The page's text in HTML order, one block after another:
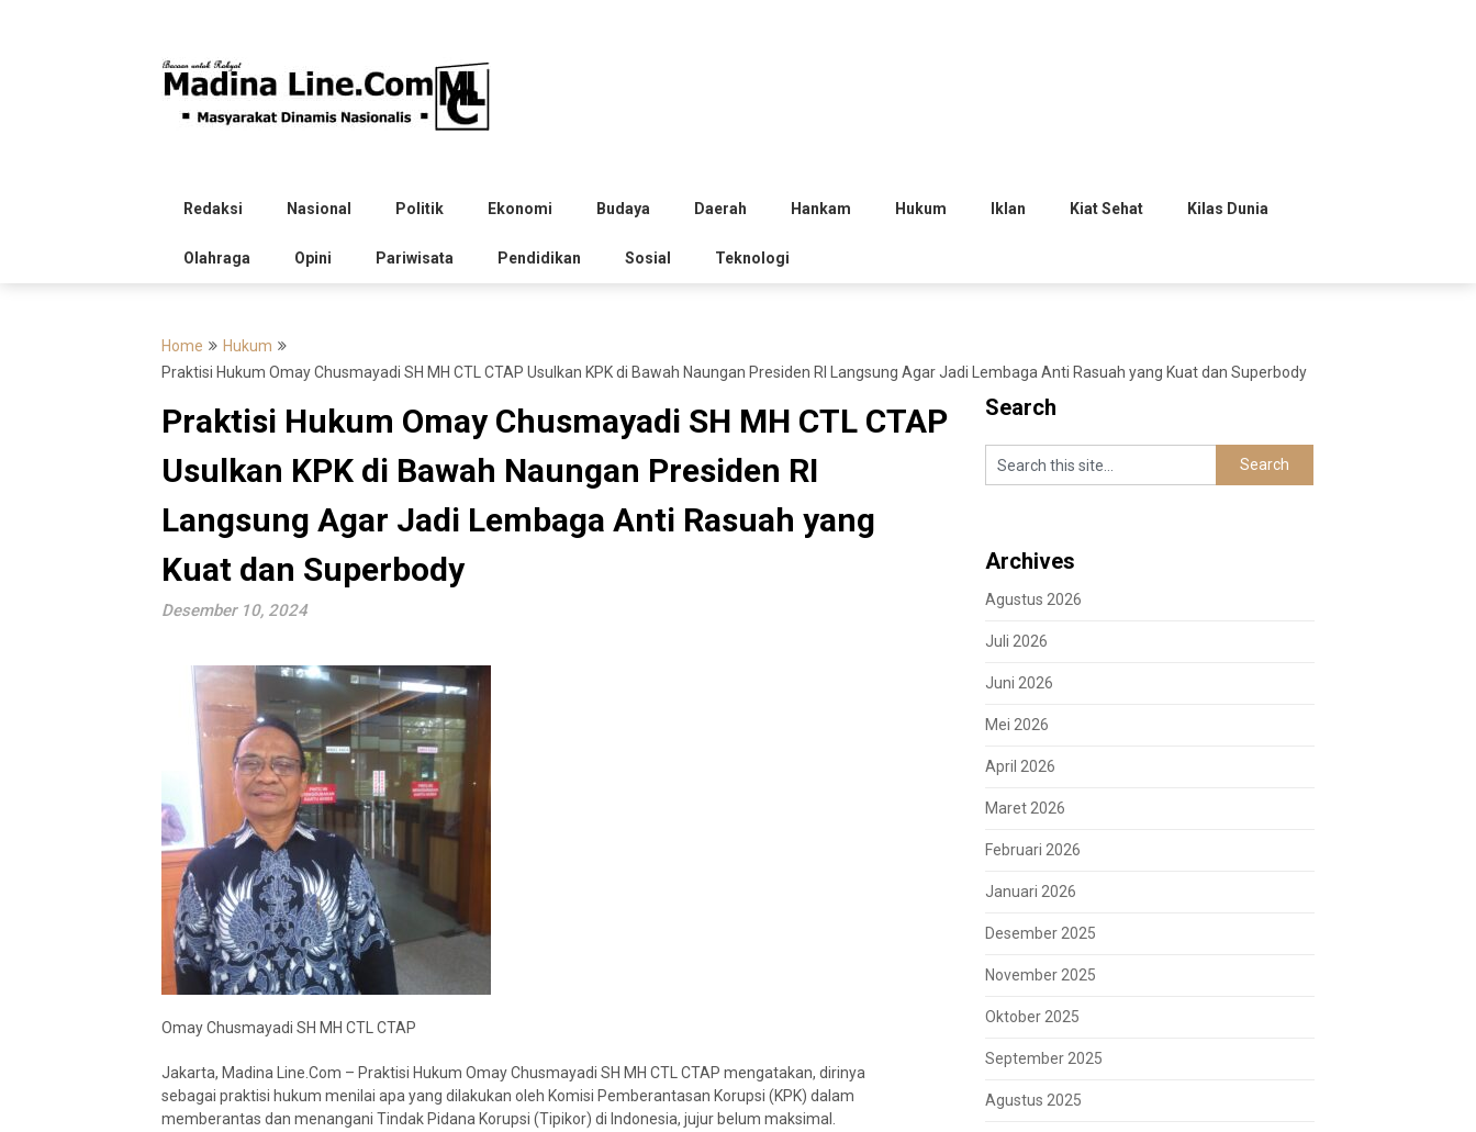
Redaksi Nasional Politik Ekonomi Budaya Daerah Hankam Hukum Iklan Kiat Sehat Kilas Dunia
Olahraga Opini Pariwisata Pendidikan Sosial Teknologi
Home
Hukum
Praktisi Hukum Omay Chusmayadi SH MH CTL CTAP Usulkan KPK di Bawah Naungan Presiden RI Langsung Agar Jadi Lembaga Anti Rasuah yang Kuat dan Superbody
Praktisi Hukum Omay Chusmayadi SH MH CTL CTAP
Usulkan KPK di Bawah Naungan Presiden RI
Langsung Agar Jadi Lembaga Anti Rasuah yang
Kuat dan Superbody
Desember 10, 2024
Omay Chusmayadi SH MH CTL CTAP
Jakarta, Madina Line.Com – Praktisi Hukum Omay Chusmayadi SH MH CTL CTAP mengatakan, dirinya
sebagai praktisi hukum menilai apa yang dilakukan oleh Komisi Pemberantasan Korupsi (KPK) dalam
memberantas dan menangani Tindak Pidana Korupsi (Tipikor) di Indonesia, jujur belum maksimal.
Search
Archives
Agustus 2026
Juli 2026
Juni 2026
Mei 2026
April 2026
Maret 2026
Februari 2026
Januari 2026
Desember 2025
November 2025
Oktober 2025
September 2025
Agustus 2025